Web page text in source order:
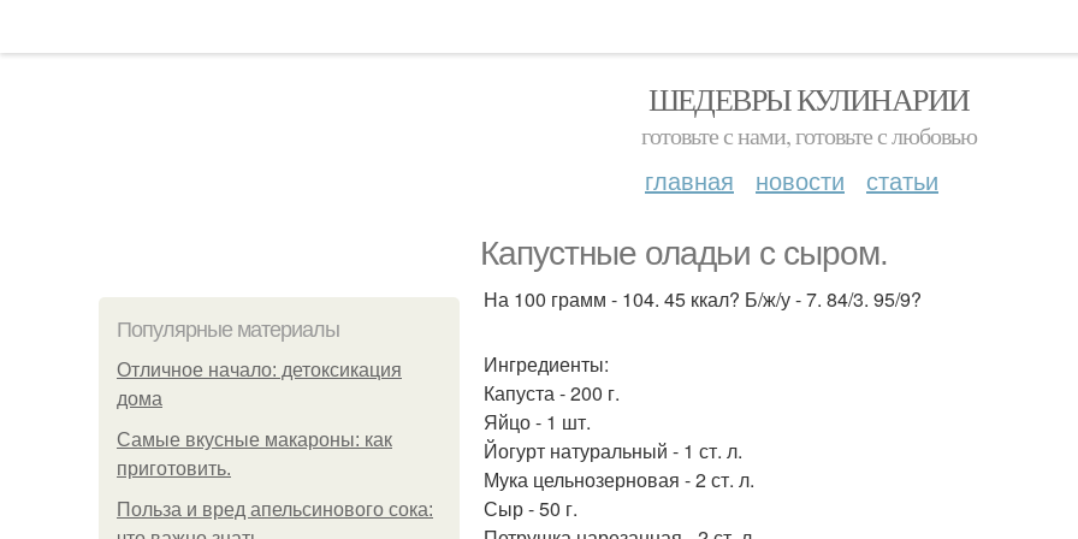
ШЕДЕВРЫ КУЛИНАРИИ
готовьте с нами, готовьте с любовью
главная новости статьи
Капустные оладьи с сыром.
Популярные материалы
Отличное начало: детоксикация
дома
Самые вкусные макароны: как
приготовить.
Польза и вред апельсинового сока:
На 100 грамм - 104. 45 ккал? Б/ж/у - 7. 84/3. 95/9?
Ингредиенты:
Капуста - 200 г.
Яйцо - 1 шт.
Йогурт натуральный - 1 ст. л.
Мука цельнозерновая - 2 ст. л.
Сыр - 50 г.